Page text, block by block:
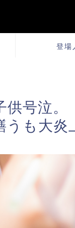
登場
供号泣
うも大炎